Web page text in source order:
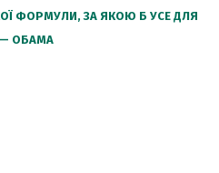
ФОРМУЛИ, ЗА ЯКОЮ Б УСЕ ДЛЯ
— ОБАМА